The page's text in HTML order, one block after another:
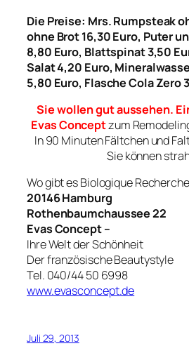
Die Preise: Mrs. Rumpsteak
ohne Brot 16,30 Euro, Puter
8,80 Euro, Blattspinat 3,50
Salat 4,20 Euro,
5,80 Euro, Flasche Cola Zero
Sie wollen gut aussehen.
Evas Conceptzum
In 90 Minuten Fältchen und
Sie können
Wo gibt es Biologique
20146 Hamburg
Rothenbaumchaussee 22
Evas Concept –
Ihre Welt der Schönheit
Der französische Beautystyle
Tel. 040/44 50 6998
www.evasconcept.de
Juli 29, 2013